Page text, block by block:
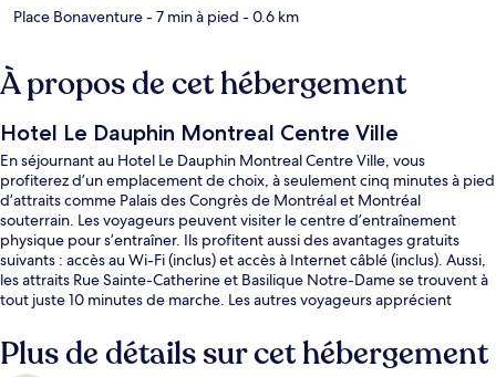
Place Bonaventure- 7 min à pied - 0.6 km
À propos de cet hébergement
Hotel Le Dauphin Montreal Centre Ville
En séjournant au Hotel Le Dauphin Montreal Centre Ville, vous
profiterez d’un emplacement de choix, à seulement cinq minutes à pied
d’attraits comme Palais des Congrès de Montréal et Montréal
souterrain. Les voyageurs peuvent visiter le centre d’entraînement
physique pour s’entraîner. Ils profitent aussi des avantages gratuits
suivants : accès au Wi-Fi (inclus) et accès à Internet câblé (inclus). Aussi,
les attraits Rue Sainte-Catherine et Basilique Notre-Dame se trouvent à
tout juste 10 minutes de marche. Les autres voyageurs apprécient
proximité au transport en commun : Station de métro Square-Victoria
est à 4 minutes à pied et Station de métro Place-d'Armes, à 5 minutes à
Plus de détails sur cet hébergement